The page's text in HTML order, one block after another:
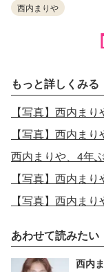
西内まりや
もっと詳しくみる
【写真】西内ま
【写真】西内ま
あわせて読みたい
西内